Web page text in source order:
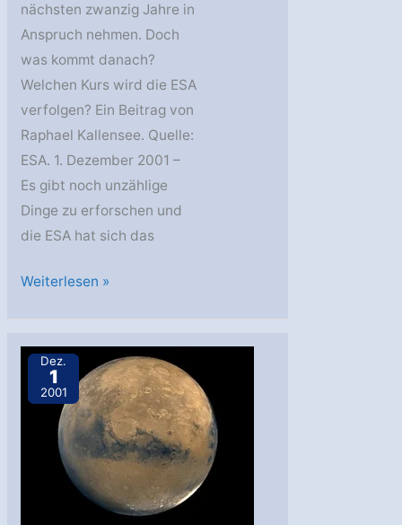
nächsten zwanzig Jahre in
Anspruch nehmen. Doch
was kommt danach?
Welchen Kurs wird die ESA
verfolgen? Ein Beitrag von
Raphael Kallensee. Quelle:
ESA. 1. Dezember 2001 –
Es gibt noch unzählige
Dinge zu erforschen und
die ESA hat sich das
Space
Aurora-
Programm
Weiterlesen »
Dez.
1
2001